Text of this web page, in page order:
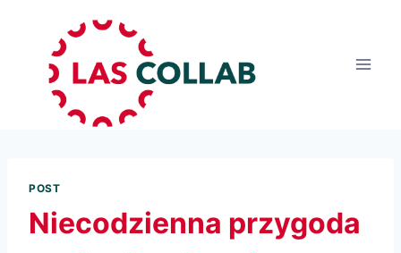
POST
Niecodzienna przygoda